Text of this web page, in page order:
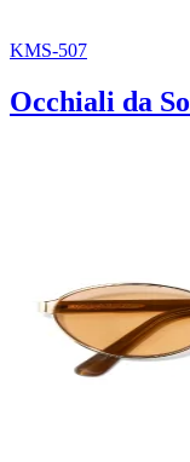
KMS-507
Occhiali da